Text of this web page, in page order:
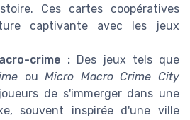
Ces cartes coopératives
captivante avec les jeux
crime : Des jeux tels que
ouMicro Macro Crime City
de s'immerger dans une
souvent inspirée d'une ville